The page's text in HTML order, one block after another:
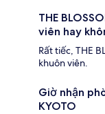
THE
viên hay
Rất tiếc, THE
khuôn viên.
Giờ nhận
KYOTO